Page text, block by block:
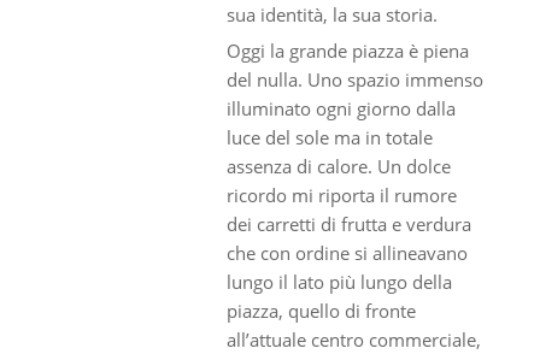
sua identità, la sua storia.
Oggi la grande piazza è piena
del nulla. Uno spazio immenso
illuminato ogni giorno dalla
luce del sole ma in totale
assenza di calore. Un dolce
ricordo mi riporta il rumore
dei carretti di frutta e verdura
che con ordine si allineavano
lungo il lato più lungo della
piazza, quello di fronte
all’attuale centro commerciale,